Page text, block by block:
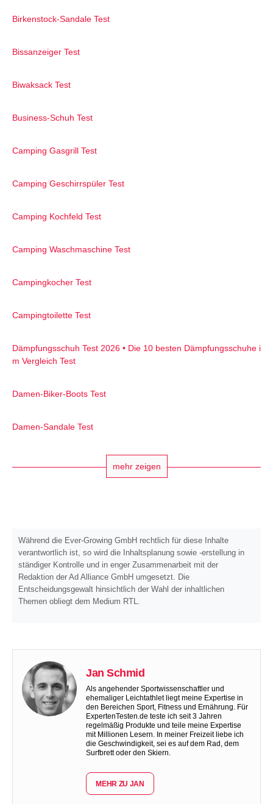
Birkenstock-Sandale Test
Bissanzeiger Test
Biwaksack Test
Business-Schuh Test
Camping Gasgrill Test
Camping Geschirrspüler Test
Camping Kochfeld Test
Camping Waschmaschine Test
Campingkocher Test
Campingtoilette Test
Dämpfungsschuh Test 2026 • Die 10 besten Dämpfungsschuhe i
m Vergleich Test
Damen-Biker-Boots Test
Damen-Sandale Test
mehr zeigen
Während die Ever-Growing GmbH rechtlich für diese Inhalte
verantwortlich ist, so wird die Inhaltsplanung sowie -erstellung in
ständiger Kontrolle und in enger Zusammenarbeit mit der
Redaktion der Ad Alliance GmbH umgesetzt. Die
Entscheidungsgewalt hinsichtlich der Wahl der inhaltlichen
Themen obliegt dem Medium RTL.
Jan Schmid
Als angehender Sportwissenschaftler und
ehemaliger Leichtathlet liegt meine Expertise in
den Bereichen Sport, Fitness und Ernährung. Für
ExpertenTesten.de teste ich seit 3 Jahren
regelmäßig Produkte und teile meine Expertise
mit Millionen Lesern. In meiner Freizeit liebe ich
die Geschwindigkeit, sei es auf dem Rad, dem
Surfbrett oder den Skiern.
MEHR ZU JAN